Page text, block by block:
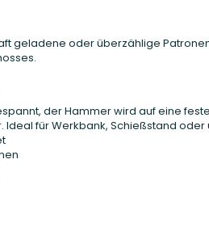
geladene oder überzählige
der Hammer wird auf eine
Ideal für Werkbank, Schießstand oder